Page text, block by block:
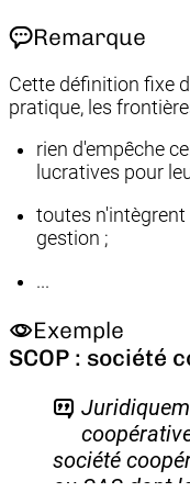
Remarque
Cette définition fixe
pratique, les
rien d'empêche
lucratives pour
toutes
gestion ;
...
Exemple
SCOP : société
société
ou SAS dont